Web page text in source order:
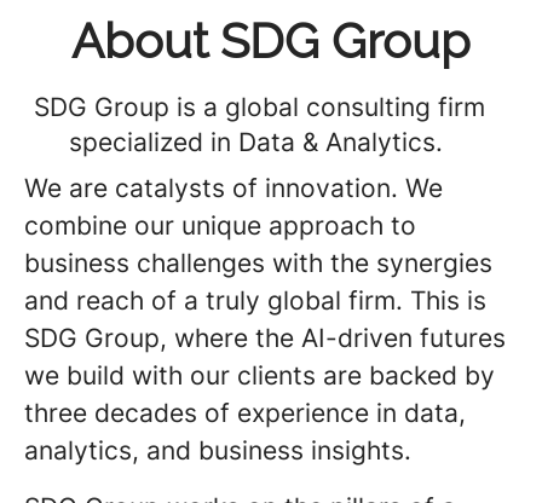
About SDG Group
SDG Group is a global consulting firm
specialized in Data & Analytics.
We are catalysts of innovation. We
combine our unique approach to
business challenges with the synergies
and reach of a truly global firm. This is
SDG Group, where the AI-driven futures
we build with our clients are backed by
three decades of experience in data,
analytics, and business insights.